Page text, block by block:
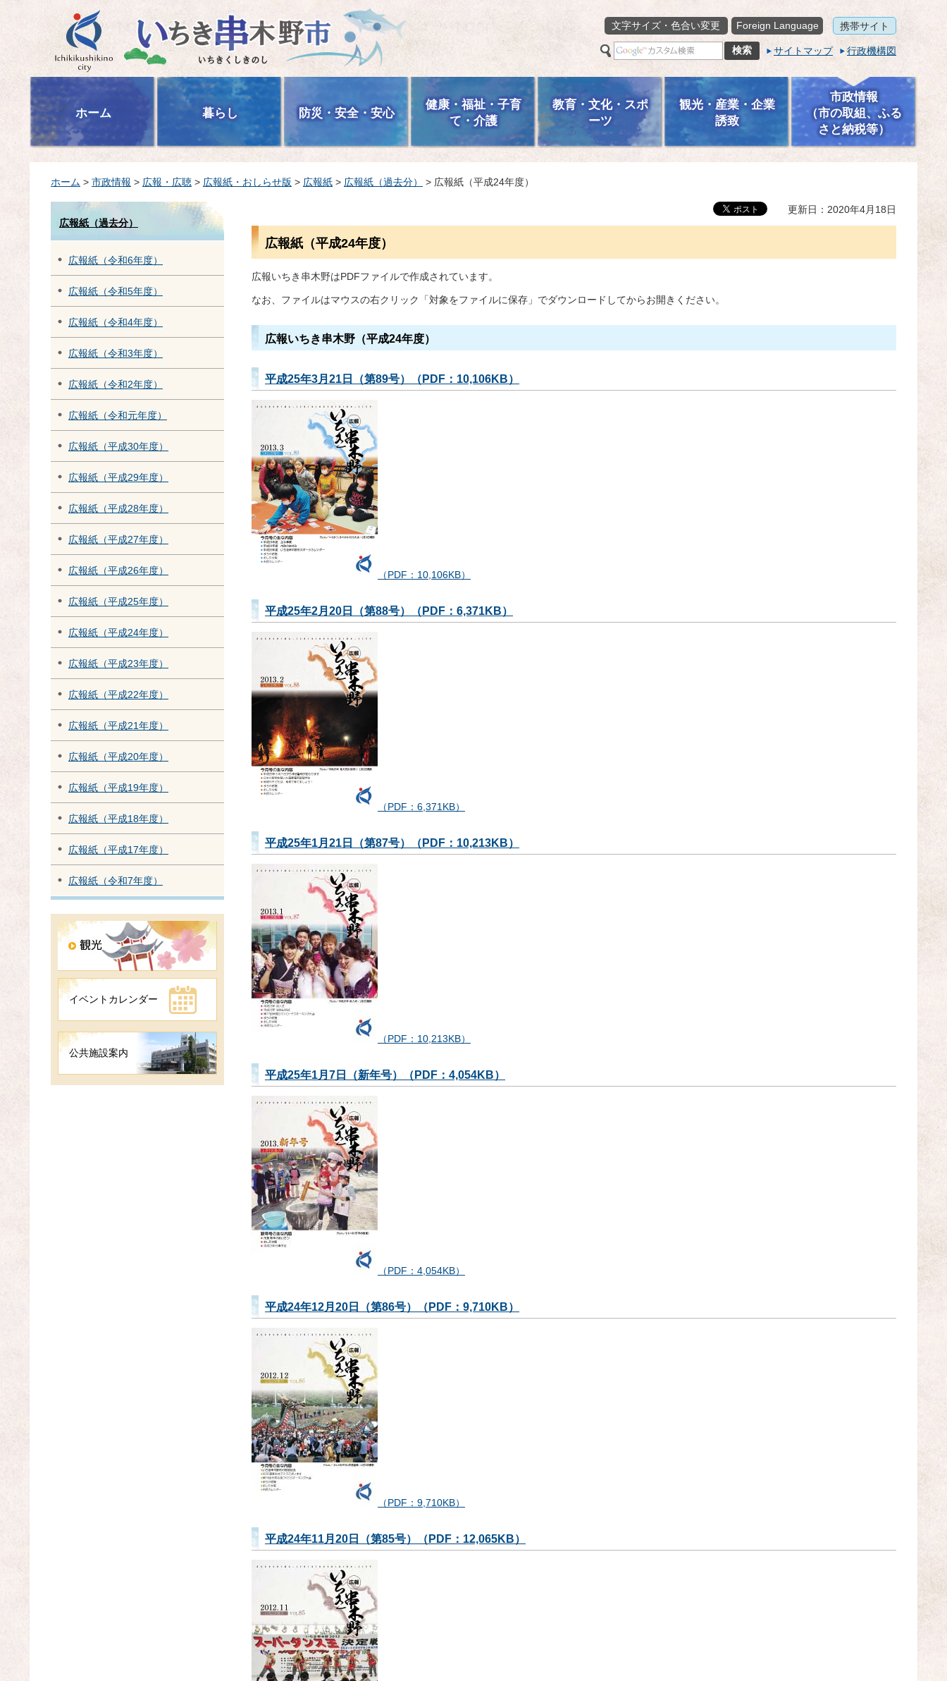
いちき串木野市
文字サイズ・色合い変更
Foreign Language 携帯サイト
サイトマップ 行政機構図
ホーム 暮らし 防災・安全・安心
健康・福祉・子育
て・介護
教育・文化・スポ
ーツ
観光・産業・企業
誘致
市政情報
（市の取組、ふる
さと納税等）
ホーム > 市政情報 > 広報・広聴 > 広報紙・おしらせ版 > 広報紙 > 広報紙（過去分） > 広報紙（平成24年度）
広報紙（過去分）
広報紙（令和6年度）
広報紙（令和5年度）
広報紙（令和4年度）
広報紙（令和3年度）
広報紙（令和2年度）
広報紙（令和元年度）
広報紙（平成30年度）
広報紙（平成29年度）
広報紙（平成28年度）
広報紙（平成27年度）
広報紙（平成26年度）
広報紙（平成25年度）
広報紙（平成24年度）
広報紙（平成23年度）
広報紙（平成22年度）
広報紙（平成21年度）
広報紙（平成20年度）
広報紙（平成19年度）
広報紙（平成18年度）
広報紙（平成17年度）
広報紙（令和7年度）
イベントカレンダー
公共施設案内
更新日：2020年4月18日
広報紙（平成24年度）
広報いちき串木野はPDFファイルで作成されています。
なお、ファイルはマウスの右クリック「対象をファイルに保存」でダウンロードしてからお開きください。
広報いちき串木野（平成24年度）
平成25年3月21日（第89号）（PDF：10,106KB）
（PDF：10,106KB）
平成25年2月20日（第88号）（PDF：6,371KB）
（PDF：6,371KB）
平成25年1月21日（第87号）（PDF：10,213KB）
（PDF：10,213KB）
平成25年1月7日（新年号）（PDF：4,054KB）
（PDF：4,054KB）
平成24年12月20日（第86号）（PDF：9,710KB）
（PDF：9,710KB）
平成24年11月20日（第85号）（PDF：12,065KB）